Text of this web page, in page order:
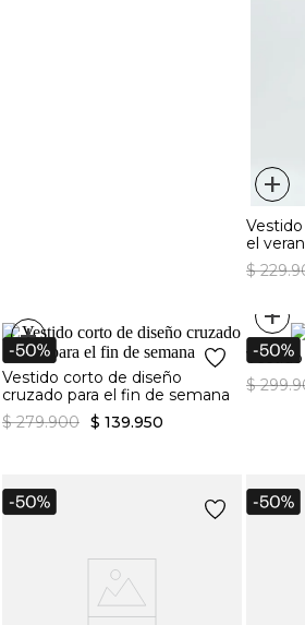
+
el
$ 229.
+
Vestido corto de diseño
cruzado para el fin de semana
$ 279.900 $ 139.950
+
$ 299.